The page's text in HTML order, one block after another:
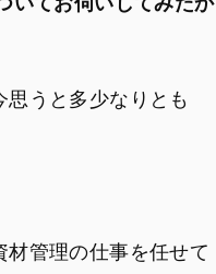
うと多少なりとも
管理の仕事を任せて